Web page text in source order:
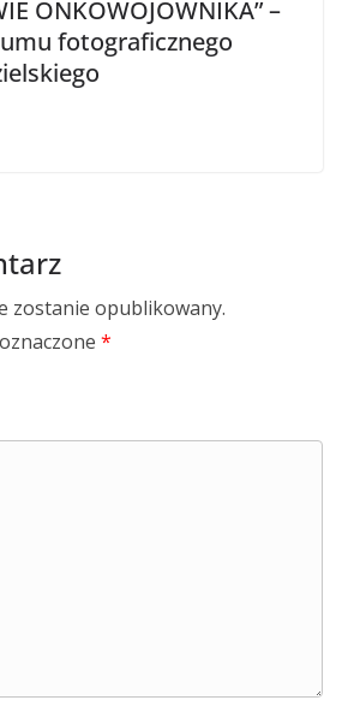
ONKOWOJOWNIKA” –
fotograficznego
zostanie opublikowany.
*